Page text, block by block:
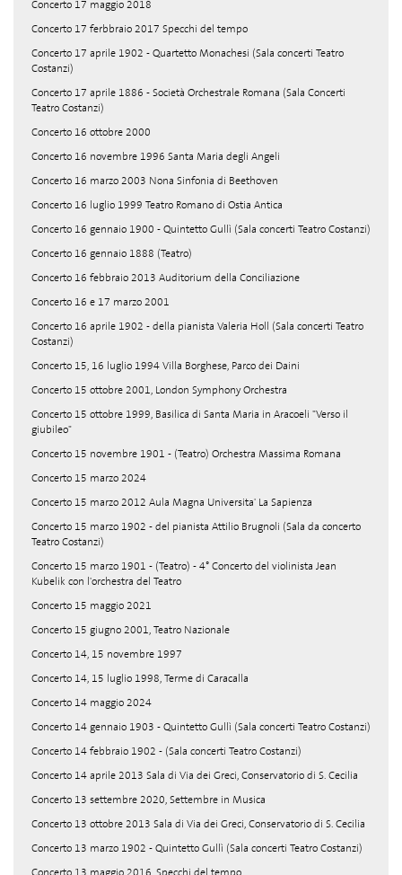
Concerto 17 maggio 2018
Concerto 17 ferbbraio 2017 Specchi del tempo
Concerto 17 aprile 1902 - Quartetto Monachesi (Sala concerti Teatro
Costanzi)
Concerto 17 aprile 1886 - Società Orchestrale Romana (Sala Concerti
Teatro Costanzi)
Concerto 16 ottobre 2000
Concerto 16 novembre 1996 Santa Maria degli Angeli
Concerto 16 marzo 2003 Nona Sinfonia di Beethoven
Concerto 16 luglio 1999 Teatro Romano di Ostia Antica
Concerto 16 gennaio 1900 - Quintetto Gullì (Sala concerti Teatro Costanzi)
Concerto 16 gennaio 1888 (Teatro)
Concerto 16 febbraio 2013 Auditorium della Conciliazione
Concerto 16 e 17 marzo 2001
Concerto 16 aprile 1902 - della pianista Valeria Holl (Sala concerti Teatro
Costanzi)
Concerto 15, 16 luglio 1994 Villa Borghese, Parco dei Daini
Concerto 15 ottobre 2001, London Symphony Orchestra
Concerto 15 ottobre 1999, Basilica di Santa Maria in Aracoeli "Verso il
giubileo"
Concerto 15 novembre 1901 - (Teatro) Orchestra Massima Romana
Concerto 15 marzo 2024
Concerto 15 marzo 2012 Aula Magna Universita' La Sapienza
Concerto 15 marzo 1902 - del pianista Attilio Brugnoli (Sala da concerto
Teatro Costanzi)
Concerto 15 marzo 1901 - (Teatro) - 4° Concerto del violinista Jean
Kubelik con l'orchestra del Teatro
Concerto 15 maggio 2021
Concerto 15 giugno 2001, Teatro Nazionale
Concerto 14, 15 novembre 1997
Concerto 14, 15 luglio 1998, Terme di Caracalla
Concerto 14 maggio 2024
Concerto 14 gennaio 1903 - Quintetto Gullì (Sala concerti Teatro Costanzi)
Concerto 14 febbraio 1902 - (Sala concerti Teatro Costanzi)
Concerto 14 aprile 2013 Sala di Via dei Greci, Conservatorio di S. Cecilia
Concerto 13 settembre 2020, Settembre in Musica
Concerto 13 ottobre 2013 Sala di Via dei Greci, Conservatorio di S. Cecilia
Concerto 13 marzo 1902 - Quintetto Gullì (Sala concerti Teatro Costanzi)